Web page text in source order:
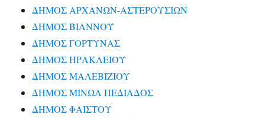
ΔΗΜΟΣ ΑΡΧΑΝΩΝ-ΑΣΤΕΡΟΥΣΙΩΝ
ΔΗΜΟΣ ΒΙΑΝΝΟΥ
ΔΗΜΟΣ ΓΟΡΤΥΝΑΣ
ΔΗΜΟΣ ΗΡΑΚΛΕΙΟΥ
ΔΗΜΟΣ ΜΑΛΕΒΙΖΙΟΥ
ΔΗΜΟΣ ΜΙΝΩΑ ΠΕΔΙΑΔΟΣ
ΔΗΜΟΣ ΦΑΙΣΤΟΥ